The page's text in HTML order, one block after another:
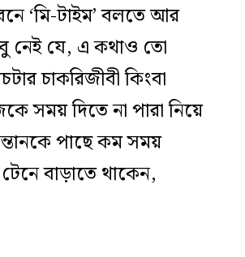
‘মি-টাইম’ বলতে আর
নেই যে, এ কথাও তো
চাকরিজীবী কিংবা
সময় দিতে না পারা নিয়ে
পাছে কম সময়
বাড়াতে থাকেন,